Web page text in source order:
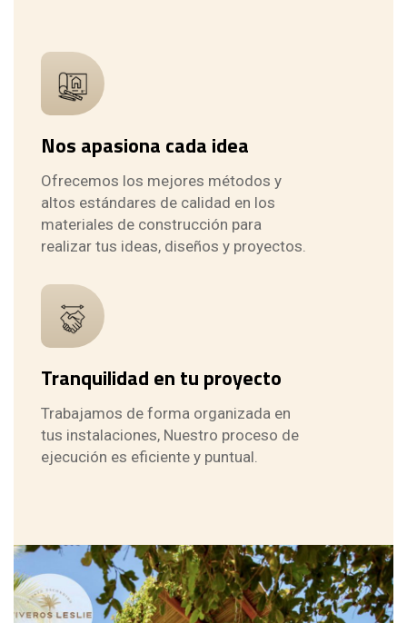
Nos apasiona cada idea
Ofrecemos los mejores métodos y
altos estándares de calidad en los
materiales de construcción para
realizar tus ideas, diseños y proyectos.
Tranquilidad en tu proyecto
Trabajamos de forma organizada en
tus instalaciones, Nuestro proceso de
ejecución es eficiente y puntual.